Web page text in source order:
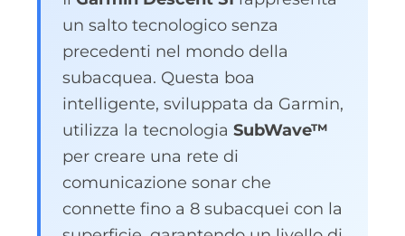
un salto tecnologico senza
precedenti nel mondo della
subacquea. Questa boa
intelligente, sviluppata da Garmin,
utilizza la tecnologia SubWave™
per creare una rete di
comunicazione sonar che
connette fino a 8 subacquei con la